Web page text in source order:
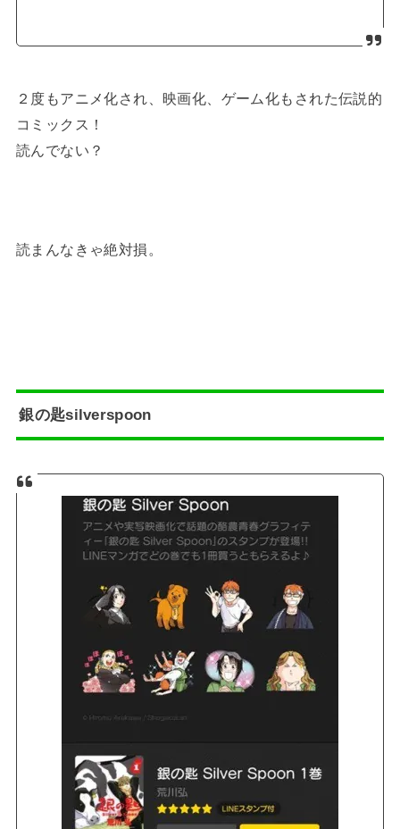
２度もアニメ化され、映画化、ゲーム化もされた伝説的
コミックス！
読んでない？
読まんなきゃ絶対損。
銀の匙silverspoon